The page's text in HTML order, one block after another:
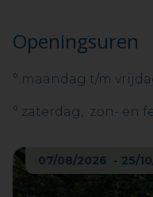
Openingsuren
° maandag t/m
° zaterdag, zon- en
07/08/2026 - 25/